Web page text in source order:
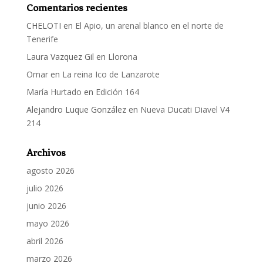
Comentarios recientes
CHELOTI en El Apio, un arenal blanco en el norte de
Tenerife
Laura Vazquez Gil en Llorona
Omaren La reina Ico de Lanzarote
María Hurtado en Edición 164
Alejandro Luque Gonzálezen Nueva Ducati Diavel V4
214
Archivos
agosto 2026
julio 2026
junio 2026
mayo 2026
abril 2026
marzo 2026